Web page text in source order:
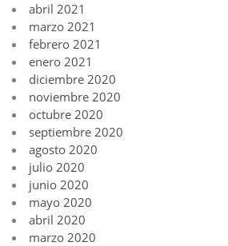
abril 2021
marzo 2021
febrero 2021
enero 2021
diciembre 2020
noviembre 2020
octubre 2020
septiembre 2020
agosto 2020
julio 2020
junio 2020
mayo 2020
abril 2020
marzo 2020